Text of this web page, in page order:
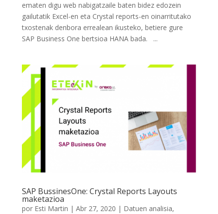
ematen digu web nabigatzaile baten bidez edozein
gailutatik Excel-en eta Crystal reports-en oinarritutako
txostenak denbora errealean ikusteko, betiere gure
SAP Business One bertsioa HANA bada. ...
SAP BussinesOne: Crystal Reports Layouts
maketazioa
por Esti Martin | Abr 27, 2020 | Datuen analisia,